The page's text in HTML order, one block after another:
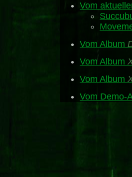
Vom
Vom Album
Vom Album
Vom Album
Vom Demo-